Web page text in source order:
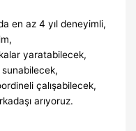
en az 4 yıl deneyimli,
yaratabilecek,
çalışabilecek,
arıyoruz.